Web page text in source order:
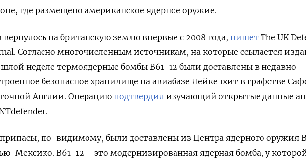
где размещено американское ядерное оружие.
вернулось на британскую землю впервые с 2008 года, пишет The UK
Согласно многочисленным источникам, на которые ссылается
неделе термоядерные бомбы B61-12 были доставлены в недавно
безопасное хранилище на авиабазе Лейкенхит в графстве
Англии. Операцию подтвердил изучающий открытые данные
по-видимому, были доставлены из Центра ядерного оружия
Мексико. B61-12 – это модернизированная ядерная бомба, у